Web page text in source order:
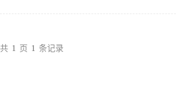
共 1 页 1 条记录